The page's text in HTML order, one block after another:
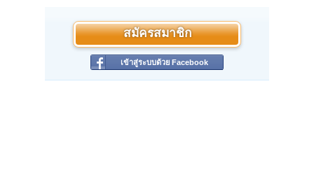
สมัครสมาชิก
เข้าสู่ระบบด้วย Facebook